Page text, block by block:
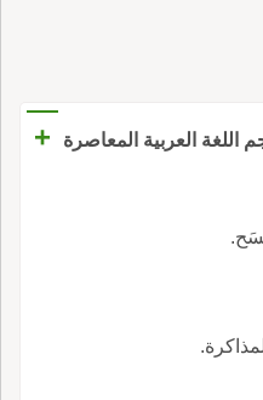
اللغة العربية المعاصرة +